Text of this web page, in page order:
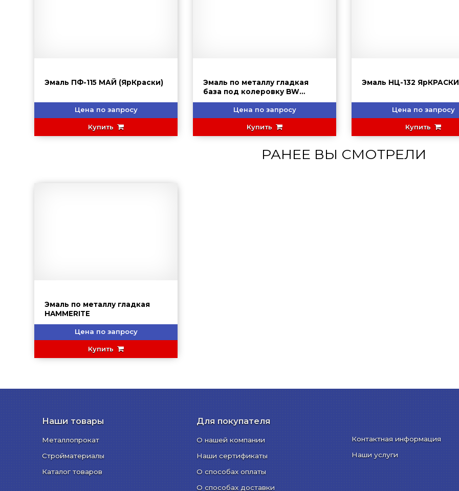
Эмаль ПФ-115 МАЙ (ЯрКраски)
Цена по запросу
Купить
Эмаль по металлу гладкая
база под колеровку BW
HAMMERITE
Цена по запросу
Купить
Эмаль НЦ-132 ЯрКРАСКИ
Цена по запросу
Купить
РАНЕЕ ВЫ СМОТРЕЛИ
Эмаль по металлу гладкая
HAMMERITE
Цена по запросу
Купить
Наши товары
Металлопрокат
Стройматериалы
Каталог товаров
Для покупателя
О нашей компании
Наши сертификаты
О способах оплаты
О способах доставки
Контактная информация
Наши услуги